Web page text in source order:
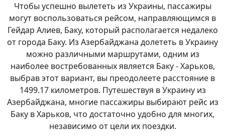
Чтобы успешно вылететь из Украины, пассажиры
могут воспользоваться рейсом, направляющимся в
Гейдар Алиев, Баку, который располагается недалеко
от города Баку. Из Азербайджана долететь в Украину
можно различными маршрутами, одним из
наиболее востребованных является Баку - Харьков,
выбрав этот вариант, вы преодолеете расстояние в
1499.17 километров. Путешествуя в Украину из
Азербайджана, многие пассажиры выбирают рейс из
Баку в Харьков, что достаточно удобно для многих,
независимо от цели их поездки.